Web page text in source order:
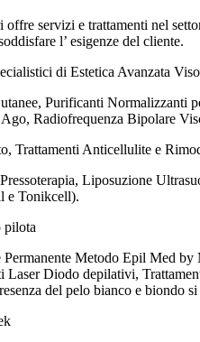
servizi e trattamenti nel
l’ esigenze del cliente.
di Estetica Avanzata
Purificanti Normalizzanti
Radiofrequenza Bipolare
Trattamenti Anticellulite e
Liposuzione
e Tonikcell).
pilota
Metodo Epil Med
Laser Diodo depilativi,
del pelo bianco e biondo